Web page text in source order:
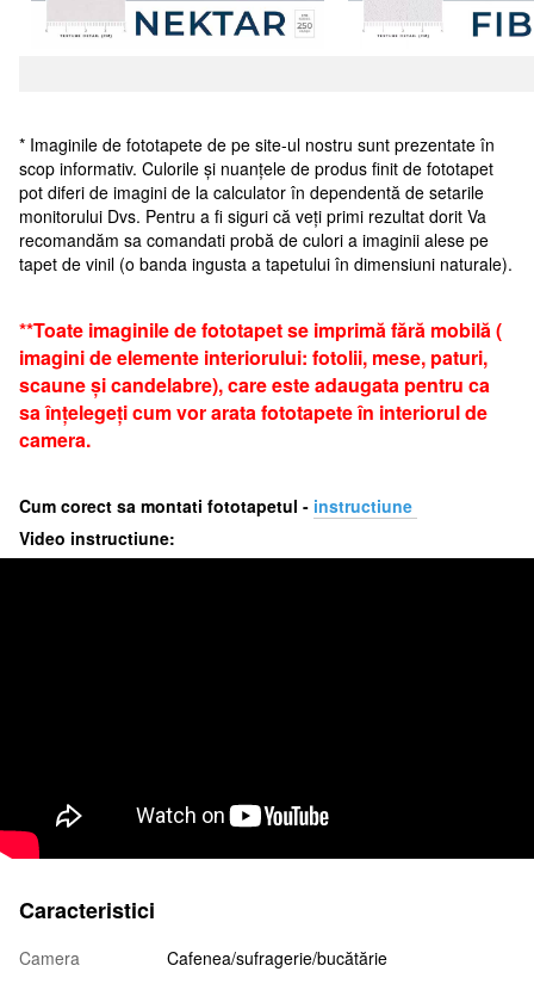
* Imaginile de fototapete de pe site-ul nostru sunt prezentate în
scop informativ. Culorile și nuanțele de produs finit de fototapet
pot diferi de imagini de la calculator în dependentă de setarile
monitorului Dvs. Pentru a fi siguri că veți primi rezultat dorit Va
recomandăm sa comandati probă de culori a imaginii alese pe
tapet de vinil (o banda ingusta a tapetului în dimensiuni naturale).
**Toate imaginile de fototapet se imprimă fără mobilă (
imagini de elemente interiorului: fotolii, mese, paturi,
scaune și candelabre), care este adaugata pentru ca
sa înțelegeți cum vor arata fototapete în interiorul de
camera.
Cum corect sa montati fototapetul - instructiune
Video instructiune:
Caracteristici
Camera Cafenea/sufragerie/bucătărie